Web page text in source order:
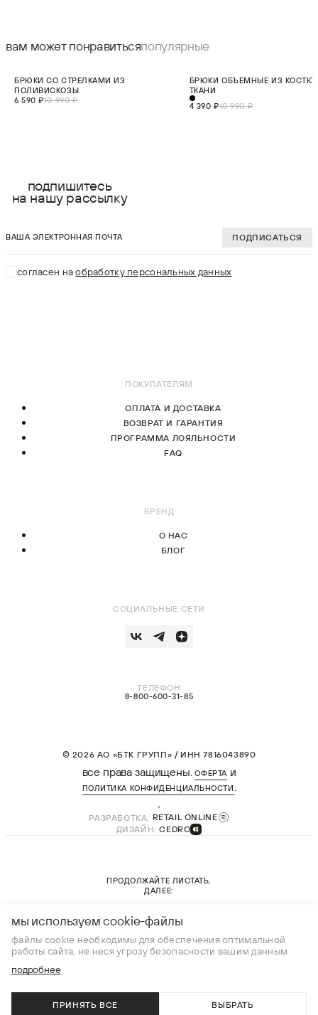
вам может понравитьсяпопулярные
МАЛО
S
БРЮКИ СО СТРЕЛКАМИ ИЗ
ПОЛИВИСКОЗЫ
6 590 ₽10 990 ₽
НОВИНКА
БРЮКИ ОБЪЕМНЫЕ ИЗ
ТКАНИ
4 390 ₽10 990 ₽
подпишитесь
на нашу рассылку
ПОДПИСАТЬСЯ
согласен наобработку персональных данных
СОЦИАЛЬНЫЕ СЕТИ
ТЕЛЕФОН
8-800-600-31-85
ПОКУПАТЕЛЯМ
ОПЛАТА И ДОСТАВКА
ВОЗВРАТ И ГАРАНТИЯ
ПРОГРАММА ЛОЯЛЬНОСТИ
FAQ
БРЕНД
О НАС
БЛОГ
© 2026 АО «БТК ГРУПП» / ИНН 7816043890
все права защищены.ОФЕРТА и
ПОЛИТИКА КОНФИДЕНЦИАЛЬНОСТИ
РАЗРАБОТКА: RETAIL ONLINE
ДИЗАЙН:CEDRO
ПРОДОЛЖАЙТЕ ЛИСТАТЬ,
ДАЛЕЕ:
новая коллекция
мы используем cookie-файлы
файлы cookie необходимы для обеспечения оптимальной
работы сайта, не неся угрозу безопасности вашим данным
подробнее
ПРИНЯТЬ ВСЕ ВЫБРАТЬ